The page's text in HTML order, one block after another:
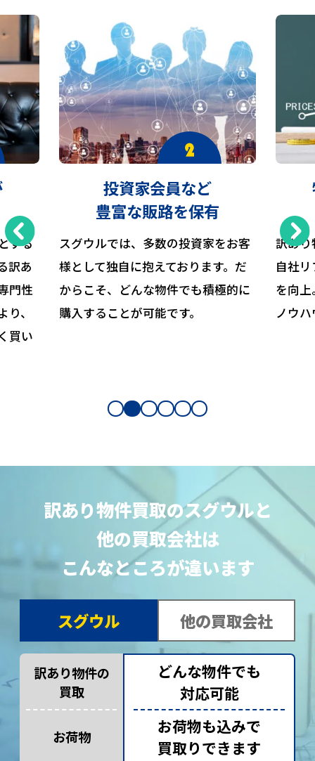
する
訳あ
門性
、
買い
投資家会員など
豊富な販路を保有
スグウルでは、多数の投資家をお客
様として独自に抱えております。だ
からこそ、どんな物件でも積極的に
購入することが可能です。
訳あ
自社
を向
ノウ
訳あり物件買取のスグウルと
他の買取会社は
こんなところが違います
スグウル 他の買取会社
訳あり物件の
買取
お荷物
どんな物件でも
対応可能
お荷物も込みで
買取りできます